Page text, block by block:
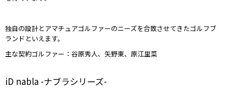
独自の設計とアマチュアゴルファーのニーズを合致させてきたゴルフブ
ランドといえます。
主な契約ゴルファー：谷原秀人、矢野東、原江里菜
iD nabla -ナブラシリーズ-